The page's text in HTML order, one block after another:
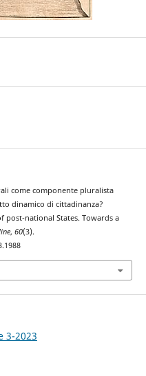
come componente pluralista
dinamico di cittadinanza?
national States. Towards a
, 60(3).
3-2023